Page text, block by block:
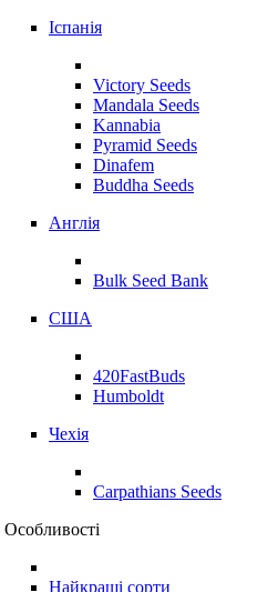
Іспанія
Victory Seeds
Mandala Seeds
Kannabia
Pyramid Seeds
Dinafem
Buddha Seeds
Англія
Bulk Seed Bank
США
420FastBuds
Humboldt
Чехія
Carpathians Seeds
Особливості
Найкращі сорти